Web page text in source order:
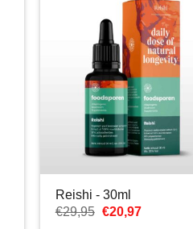
Reishi - 30ml
€29,95 Pierwotna
€20,97Aktualna